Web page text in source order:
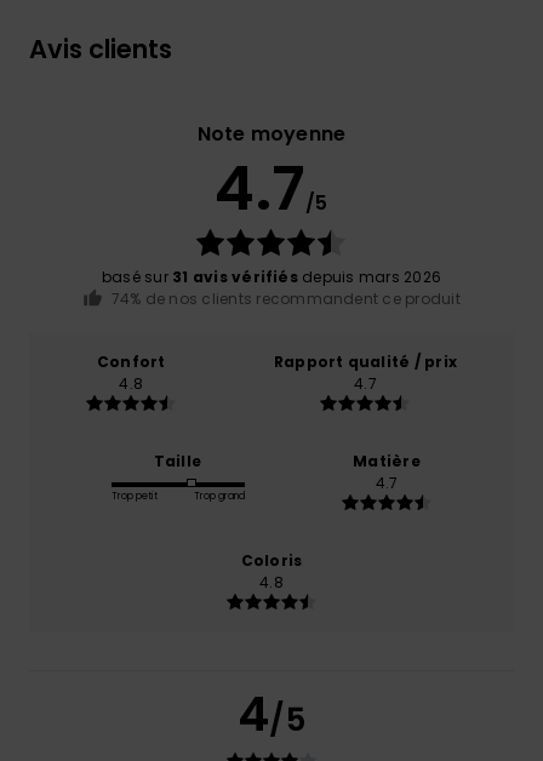
Avis clients
Note moyenne
4.7/5
basé sur 31 avis vérifiésdepuis mars 2026
74% de nos clients recommandent ce produit
Confort
4.8
Rapport qualité / prix
4.7
Taille
Trop petit Trop grand
Matière
4.7
Coloris
4.8
4/5